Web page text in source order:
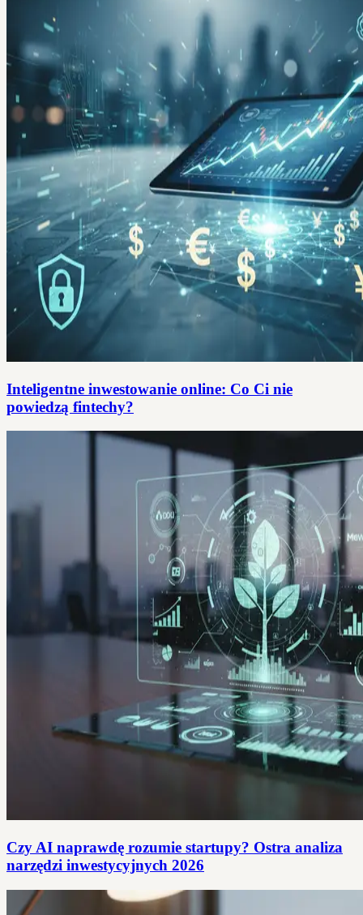
Inteligentne inwestowanie online: Co Ci nie
powiedzą fintechy?
Czy AI naprawdę rozumie startupy? Ostra analiza
narzędzi inwestycyjnych 2026